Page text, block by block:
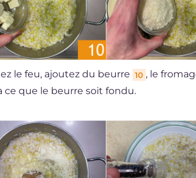
le feu, ajoutez du beurre 10 , le
ce que le beurre soit fondu.